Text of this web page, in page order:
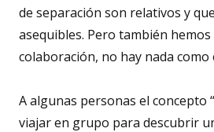
de separación son relativos y
asequibles. Pero también
colaboración, no hay nada como
A algunas personas el concepto
viajar en grupo para descubrir